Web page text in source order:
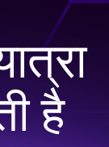
है